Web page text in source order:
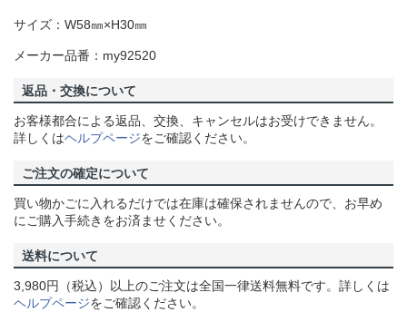
サイズ：W58㎜×H30㎜
メーカー品番：my92520
返品・交換について
お客様都合による返品、交換、キャンセルはお受けできません。
詳しくはヘルプページをご確認ください。
ご注文の確定について
買い物かごに入れるだけでは在庫は確保されませんので、お早め
にご購入手続きをお済ませください。
送料について
3,980円（税込）以上のご注文は全国一律送料無料です。詳しくは
ヘルプページをご確認ください。